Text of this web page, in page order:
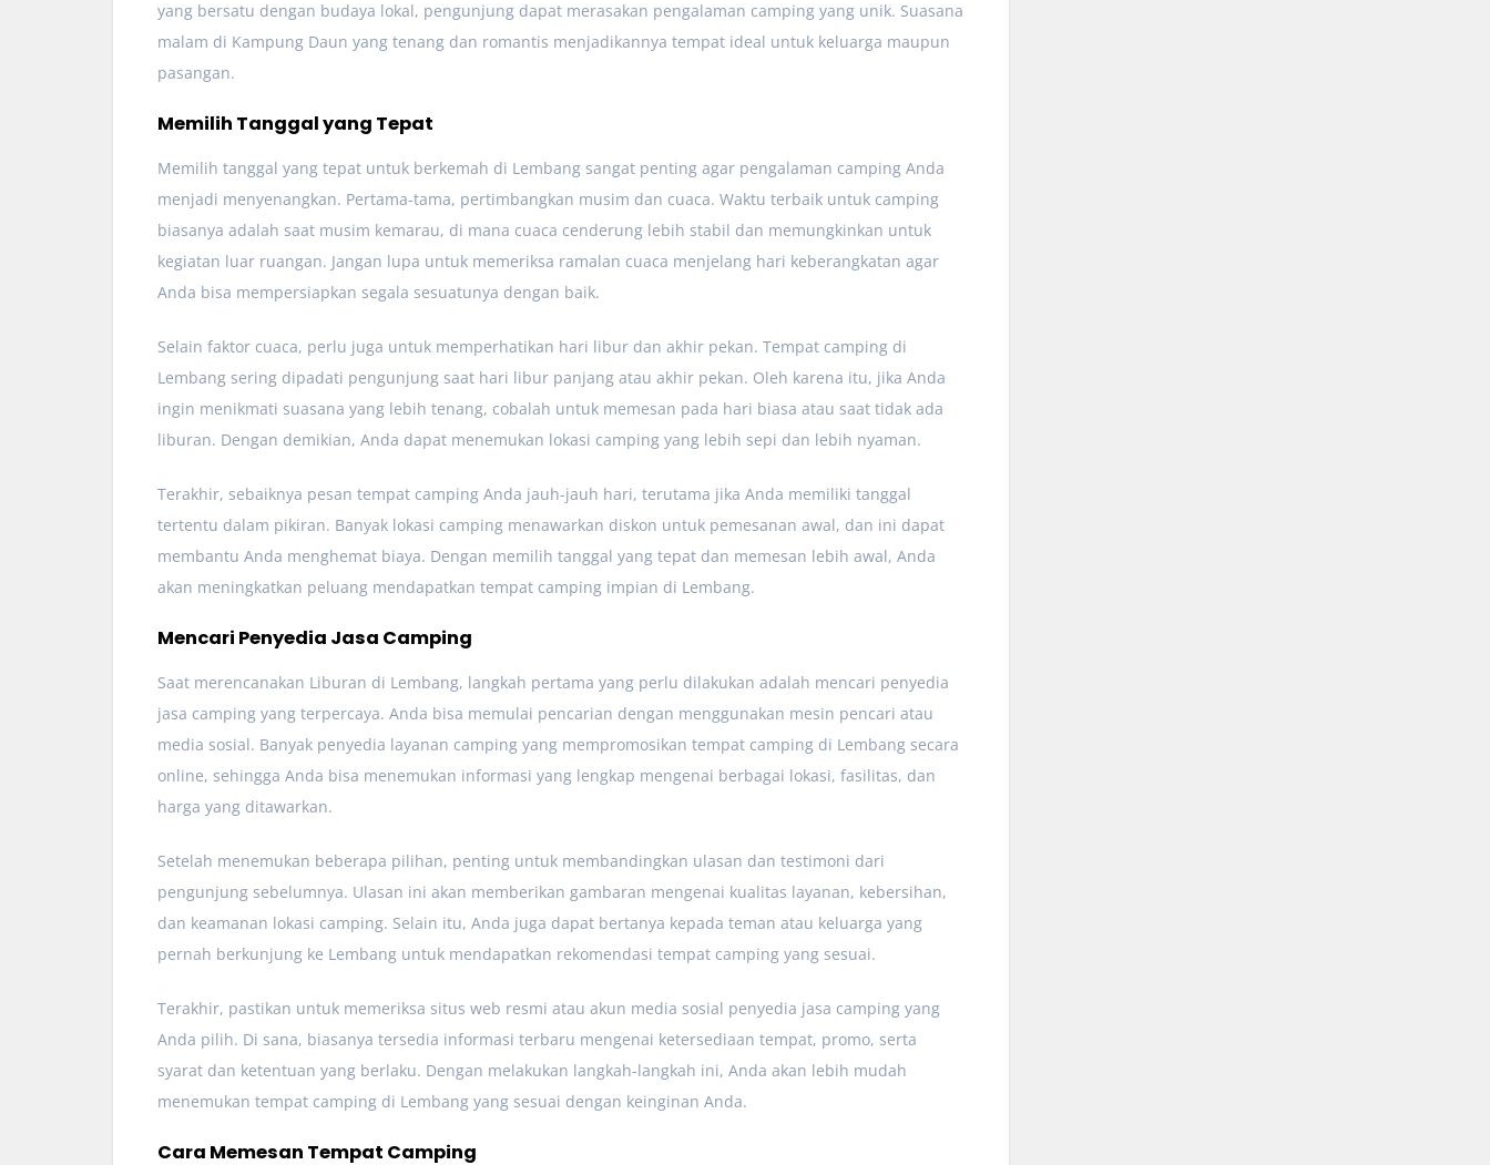
yang bersatu dengan budaya lokal, pengunjung dapat merasakan pengalaman camping yang unik. Suasana
malam di Kampung Daun yang tenang dan romantis menjadikannya tempat ideal untuk keluarga maupun
pasangan.
Memilih Tanggal yang Tepat
Memilih tanggal yang tepat untuk berkemah di Lembang sangat penting agar pengalaman camping Anda
menjadi menyenangkan. Pertama-tama, pertimbangkan musim dan cuaca. Waktu terbaik untuk camping
biasanya adalah saat musim kemarau, di mana cuaca cenderung lebih stabil dan memungkinkan untuk
kegiatan luar ruangan. Jangan lupa untuk memeriksa ramalan cuaca menjelang hari keberangkatan agar
Anda bisa mempersiapkan segala sesuatunya dengan baik.
Selain faktor cuaca, perlu juga untuk memperhatikan hari libur dan akhir pekan. Tempat camping di
Lembang sering dipadati pengunjung saat hari libur panjang atau akhir pekan. Oleh karena itu, jika Anda
ingin menikmati suasana yang lebih tenang, cobalah untuk memesan pada hari biasa atau saat tidak ada
liburan. Dengan demikian, Anda dapat menemukan lokasi camping yang lebih sepi dan lebih nyaman.
Terakhir, sebaiknya pesan tempat camping Anda jauh-jauh hari, terutama jika Anda memiliki tanggal
tertentu dalam pikiran. Banyak lokasi camping menawarkan diskon untuk pemesanan awal, dan ini dapat
membantu Anda menghemat biaya. Dengan memilih tanggal yang tepat dan memesan lebih awal, Anda
akan meningkatkan peluang mendapatkan tempat camping impian di Lembang.
Mencari Penyedia Jasa Camping
Saat merencanakan Liburan di Lembang, langkah pertama yang perlu dilakukan adalah mencari penyedia
jasa camping yang terpercaya. Anda bisa memulai pencarian dengan menggunakan mesin pencari atau
media sosial. Banyak penyedia layanan camping yang mempromosikan tempat camping di Lembang secara
online, sehingga Anda bisa menemukan informasi yang lengkap mengenai berbagai lokasi, fasilitas, dan
harga yang ditawarkan.
Setelah menemukan beberapa pilihan, penting untuk membandingkan ulasan dan testimoni dari
pengunjung sebelumnya. Ulasan ini akan memberikan gambaran mengenai kualitas layanan, kebersihan,
dan keamanan lokasi camping. Selain itu, Anda juga dapat bertanya kepada teman atau keluarga yang
pernah berkunjung ke Lembang untuk mendapatkan rekomendasi tempat camping yang sesuai.
Terakhir, pastikan untuk memeriksa situs web resmi atau akun media sosial penyedia jasa camping yang
Anda pilih. Di sana, biasanya tersedia informasi terbaru mengenai ketersediaan tempat, promo, serta
syarat dan ketentuan yang berlaku. Dengan melakukan langkah-langkah ini, Anda akan lebih mudah
menemukan tempat camping di Lembang yang sesuai dengan keinginan Anda.
Cara Memesan Tempat Camping